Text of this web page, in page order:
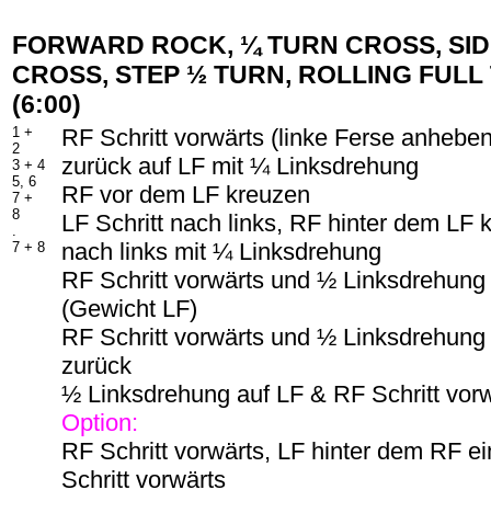
FORWARD ROCK, ¼ TURN CROSS,
CROSS, STEP ½ TURN, ROLLING FULL
(6:00)
1 +
2
3 + 4
5, 6
7 +
8
.
7 + 8
RF Schritt vorwärts (linke Ferse
zurück auf LF mit ¼ Linksdrehung
RF vor dem LF kreuzen
LF Schritt nach links, RF hinter dem LF
nach links mit ¼ Linksdrehung
RF Schritt vorwärts und ½
(Gewicht LF)
RF Schritt vorwärts und ½
zurück
½ Linksdrehung auf LF & RF Schritt
Option:
RF Schritt vorwärts, LF hinter dem RF
Schritt vorwärts